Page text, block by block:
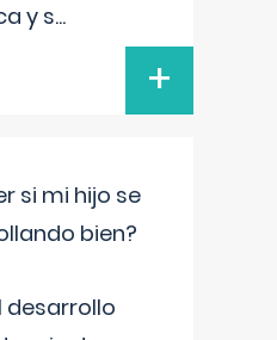
y s...
+
si mi hijo se
bien?
desarrollo